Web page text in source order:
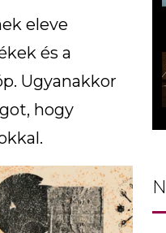
eleve
és a
Ugyanakkor
hogy